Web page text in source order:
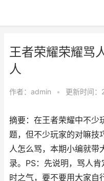
王者荣耀荣耀骂
人
作者： admin • 更新时间
摘要：在王者荣耀中不少
题，但不少玩家的对嘛技
人怎么骂，本期小编就带
录。PS：先说明，骂人
时之气，要不要用大家自